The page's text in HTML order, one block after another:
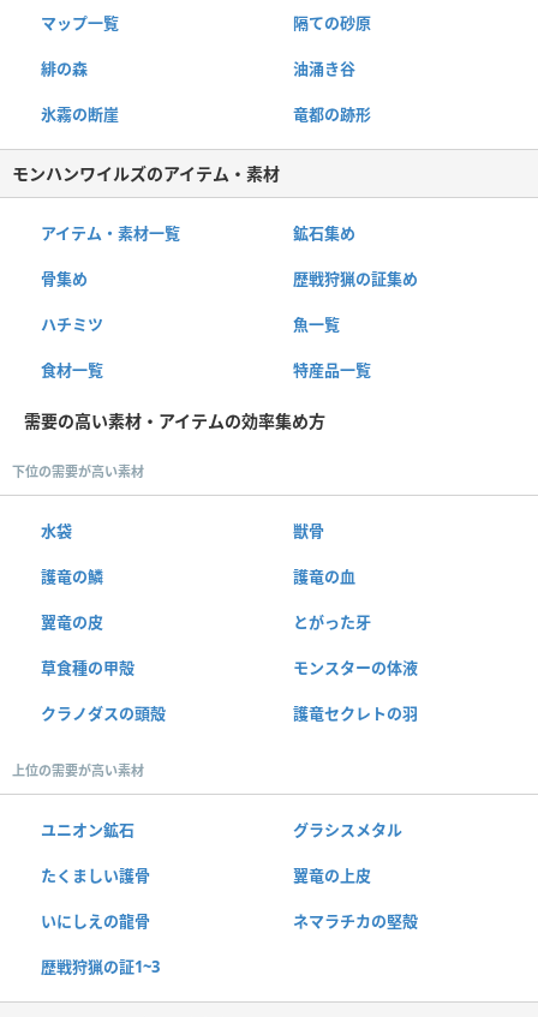
マップ一覧 隔ての砂原
緋の森 油涌き谷
氷霧の断崖 竜都の跡形
モンハンワイルズのアイテム・素材
アイテム・素材一覧 鉱石集め
骨集め 歴戦狩猟の証集め
ハチミツ 魚一覧
食材一覧 特産品一覧
需要の高い素材・アイテムの効率集め方
下位の需要が高い素材
水袋 獣骨
護竜の鱗 護竜の血
翼竜の皮 とがった牙
草食種の甲殻 モンスターの体液
クラノダスの頭殻 護竜セクレトの羽
上位の需要が高い素材
ユニオン鉱石 グラシスメタル
たくましい護骨 翼竜の上皮
いにしえの龍骨 ネマラチカの堅殻
歴戦狩猟の証1~3